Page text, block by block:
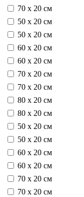
70 х 20 см
50 х 20 см
50 х 20 см
60 х 20 см
60 х 20 см
70 х 20 см
70 х 20 см
80 х 20 см
80 х 20 см
50 х 20 см
50 х 20 см
60 х 20 см
60 х 20 см
70 х 20 см
70 х 20 см